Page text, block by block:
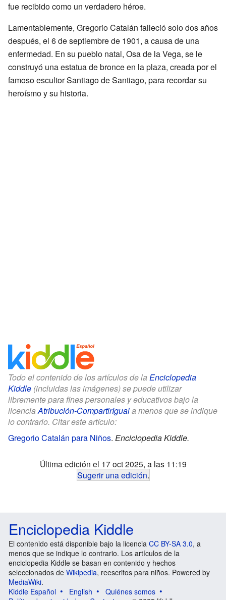
fue recibido como un verdadero héroe.
Lamentablemente, Gregorio Catalán falleció solo dos años
después, el 6 de septiembre de 1901, a causa de una
enfermedad. En su pueblo natal, Osa de la Vega, se le
construyó una estatua de bronce en la plaza, creada por el
famoso escultor Santiago de Santiago, para recordar su
heroísmo y su historia.
Todo el contenido de los artículos de la Enciclopedia
Kiddle (incluidas las imágenes) se puede utilizar
libremente para fines personales y educativos bajo la
licenciaAtribución-CompartirIguala menos que se indique
lo contrario. Citar este artículo:
Gregorio Catalán para Niños. Enciclopedia Kiddle.
Última edición el 17 oct 2025, a las 11:19
Sugerir una edición.
Enciclopedia Kiddle
El contenido está disponible bajo la licencia CC BY-SA 3.0, a
menos que se indique lo contrario. Los artículos de la
enciclopedia Kiddle se basan en contenido y hechos
seleccionados de Wikipedia, reescritos para niños. Powered by
MediaWiki.
Kiddle Español
English
Quiénes somos